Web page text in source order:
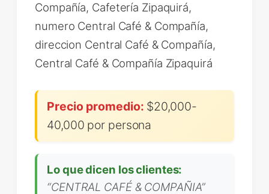
Compañía, Cafetería Zipaquirá,
numero Central Café & Compañía,
direccion Central Café & Compañía,
Central Café & Compañía Zipaquirá
Precio promedio: $20,000-
40,000 por persona
Lo que dicen los clientes:
“CENTRAL CAFÉ & COMPAÑIA”